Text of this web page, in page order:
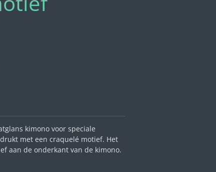
kimono voor speciale
met een craquelé motief. Het
aan de onderkant van de kimono.